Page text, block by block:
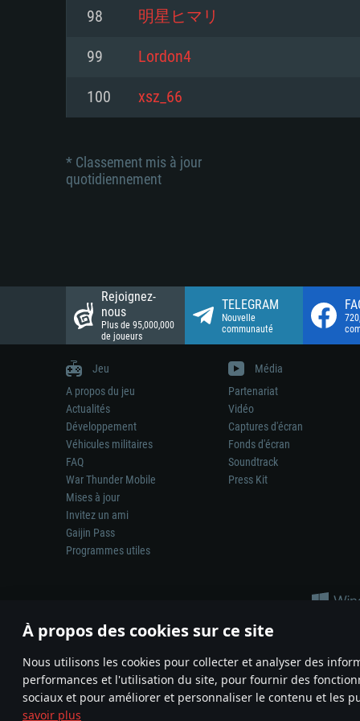
À propos des cookies sur ce site
Nous utilisons les cookies pour collecter et analyser des
performances et l'utilisation du site, pour fournir des
sociaux et pour améliorer et personnaliser le contenu et les
savoir plus
Disque dur: 23.1 Go (client
Disque dur: 62,2 Go (client
Connection: Connexion Internet
Disque dur: 62,2 Go (client
98 明星ヒマリ
99 Lordon4
100 xsz_66
* Classement mis à jour
quotidiennement
Rejoignez-
nous
Plus de 95,000,000
de joueurs
TELEGRAM
Nouvelle
communauté
Jeu
A propos du jeu
Actualités
Développement
Véhicules militaires
FAQ
War Thunder Mobile
Mises à jour
Invitez un ami
Gaijin Pass
Programmes utiles
Média
Partenariat
Vidéo
Captures d'écran
Fonds d'écran
Soundtrack
Press Kit
La représentation d’une arme ou d’un véhicule réel dans ce jeu
© 2011—2026 Gaijin Games Kft. All trademarks, logos and brand
Termes et conditions